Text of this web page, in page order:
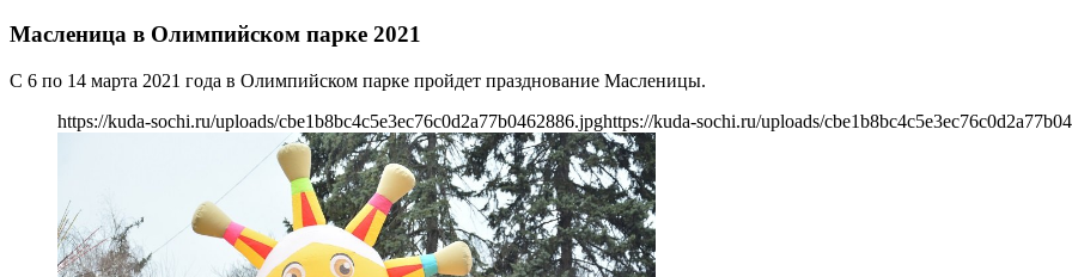
Масленица в Олимпийском парке 2021
С 6 по 14 марта 2021 года в Олимпийском парке пройдет празднование Масленицы.
https://kuda-sochi.ru/uploads/cbe1b8bc4c5e3ec76c0d2a77b0462886.jpghttps://kuda-sochi.ru/uploads/